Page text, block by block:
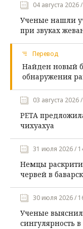
04 августа 2026
Ученые нашли
при звуках
Перевод
Найден новый
обнаружения
03 августа 2026
PETA
чихуахуа
31 июля 2026 /
Немцы
червей в
30 июля 2026 /
Ученые
сингулярность